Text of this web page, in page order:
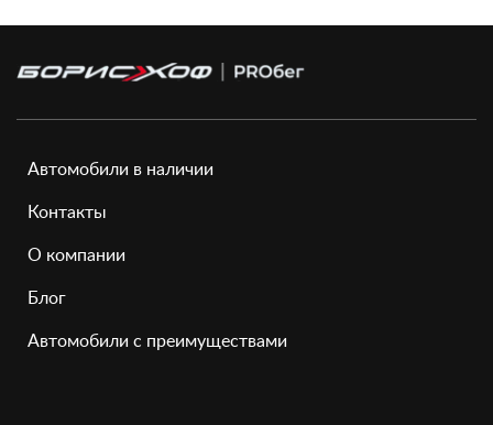
Автомобили в наличии
Контакты
О компании
Блог
Автомобили с преимуществами